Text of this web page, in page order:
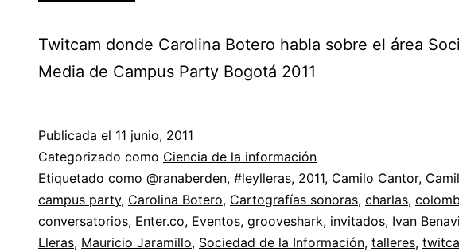
Twitcam donde Carolina Botero habla sobre el área
Media de Campus Party Bogotá 2011
Publicada el 11 junio, 2011
Categorizado como Ciencia de la información
Etiquetado como @ranaberden, #leylleras, 2011, Camilo Cantor,
campus party, Carolina Botero, Cartografías sonoras, charlas,
conversatorios, Enter.co, Eventos, grooveshark, invitados, Ivan
Lleras, Mauricio Jaramillo, Sociedad de la Información, talleres,